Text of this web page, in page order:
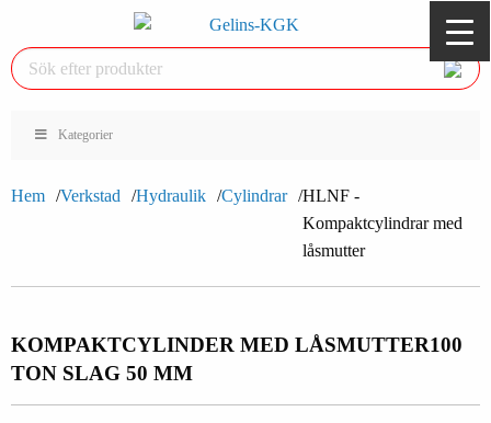
Kategorier
Hem Verkstad Hydraulik Cylindrar
HLNF -
Kompaktcylindrar med
låsmutter
KOMPAKTCYLINDER MED LÅSMUTTER100
TON SLAG 50 MM